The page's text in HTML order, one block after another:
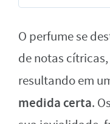
O perfume se
de notas
resultando em
medida certa.